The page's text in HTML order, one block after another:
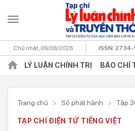
Chủ nhật, 09/08/2026 ISSN:
LÝ LUẬN CHÍNH TRỊ BÁO CHÍ
Trang chủ > Số phát hành > Tập
TẠP CHÍ ĐIỆN TỬ TIẾNG VIỆT